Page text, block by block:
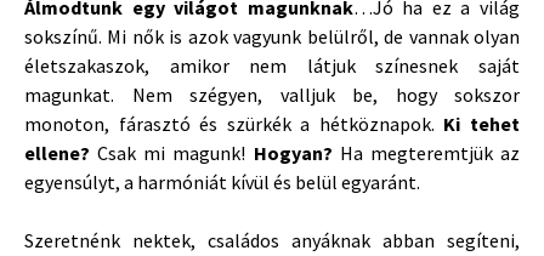
Álmodtunk egy világot magunknak…Jó ha ez a világ
sokszínű. Mi nők is azok vagyunk belülről, de vannak olyan
életszakaszok, amikor nem látjuk színesnek saját
magunkat. Nem szégyen, valljuk be, hogy sokszor
monoton, fárasztó és szürkék a hétköznapok. Ki tehet
ellene? Csak mi magunk! Hogyan? Ha megteremtjük az
egyensúlyt, a harmóniát kívül és belül egyaránt.
Szeretnénk nektek, családos anyáknak abban segíteni,